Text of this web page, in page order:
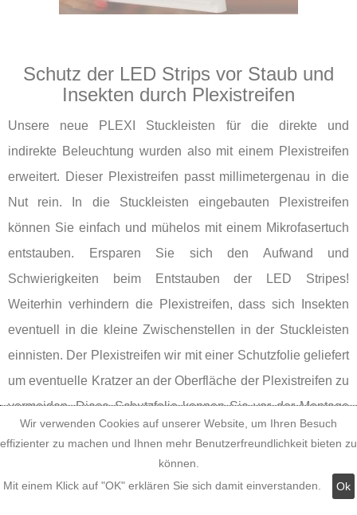
Schutz der LED Strips vor Staub und
Insekten durch Plexistreifen
Unsere neue PLEXI Stuckleisten für die direkte und
indirekte Beleuchtung wurden also mit einem Plexistreifen
erweitert. Dieser Plexistreifen passt millimetergenau in die
Nut rein. In die Stuckleisten eingebauten Plexistreifen
können Sie einfach und mühelos mit einem Mikrofasertuch
entstauben. Ersparen Sie sich den Aufwand und
Schwierigkeiten beim Entstauben der LED Stripes!
Weiterhin verhindern die Plexistreifen, dass sich Insekten
eventuell in die kleine Zwischenstellen in der Stuckleisten
einnisten. Der Plexistreifen wir mit einer Schutzfolie geliefert
um eventuelle Kratzer an der Oberfläche der Plexistreifen zu
vermeiden. Diese Schutzfolie konnen Sie vor der Montage
der Stuckleisten für die indirekte Beleuchtung und der
Plexistreifen im Nu entfernen.
PLEXI Stuckprofile und Ecken für die
Wir verwenden Cookies auf unserer Website, um Ihren Besuch
effizienter zu machen und Ihnen mehr Benutzerfreundlichkeit bieten zu
können.
Mit einem Klick auf "OK" erklären Sie sich damit einverstanden.
Ok